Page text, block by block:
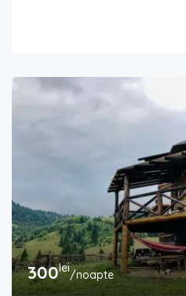
300lei/noapte